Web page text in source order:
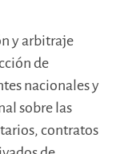
y arbitraje
de
nacionales y
sobre las
contratos